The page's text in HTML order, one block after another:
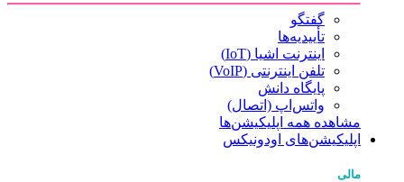
گفتگو
تأییدیه‌ها
اینترنت اشیا (IoT)
تلفن اینترنتی (VoIP)
پایگاه دانش
واتس‌اپ (اتصال)
مشاهده همه اپلیکیشن‌ها
اپلیکیشن‌های اودونیکس
مالی